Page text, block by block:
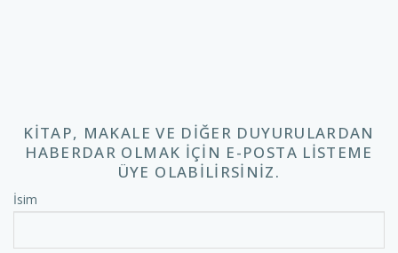
KITAP, MAKALE VE DIĞER DUYURULARDAN
HABERDAR OLMAK IÇIN E-POSTA LISTEME
ÜYE OLABILIRSINIZ.
İsim